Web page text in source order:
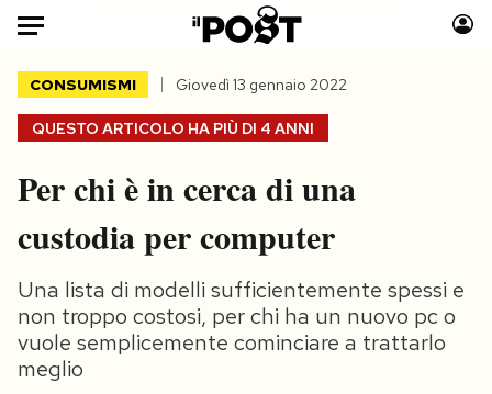
Auto
HOME
Italia
Politica
Tecnologia
Internet
Scienza
Cultura
Moda
Consumismi
Ok Boomer!
Media
QUESTO ARTICOLO HA PIÙ DI 4 ANNI
CONSUMISMI Giovedì 13 gennaio 2022
Per chi è in cerca di una
custodia per computer
Una lista di modelli sufficientemente spessi e
non troppo costosi, per chi ha un nuovo pc o
vuole semplicemente cominciare a trattarlo
meglio